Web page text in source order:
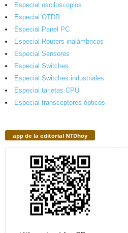
Especial osciloscopios
Especial OTDR
Especial Panel PC
Especial Routers inalámbricos
Especial Sensores
Especial Switches
Especial Switches industriales
Especial tarjetas CPU
Especial transceptores ópticos
app de la editorial NTDhoy